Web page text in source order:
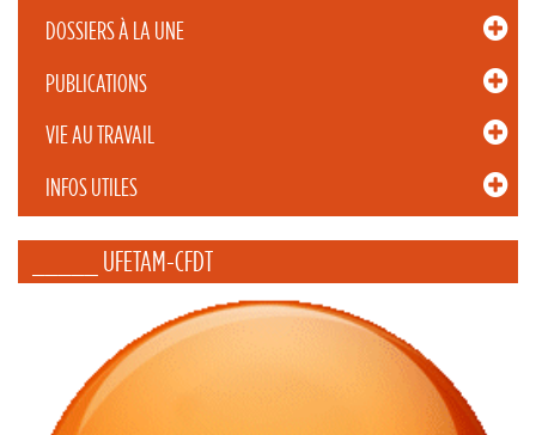
DOSSIERS À LA UNE
PUBLICATIONS
VIE AU TRAVAIL
INFOS UTILES
_____ UFETAM-CFDT